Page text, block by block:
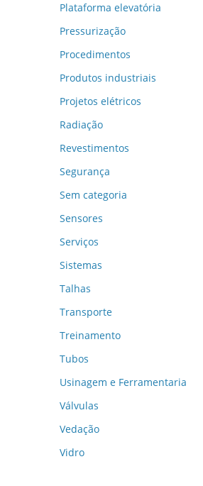
Plataforma elevatória
Pressurização
Procedimentos
Produtos industriais
Projetos elétricos
Radiação
Revestimentos
Segurança
Sem categoria
Sensores
Serviços
Sistemas
Talhas
Transporte
Treinamento
Tubos
Usinagem e Ferramentaria
Válvulas
Vedação
Vidro